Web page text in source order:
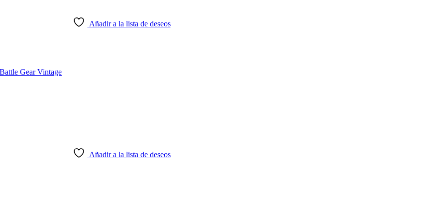
Añadir a la lista de deseos
Añadir a la lista de deseos